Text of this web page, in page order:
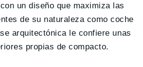
un diseño que maximiza las
de su naturaleza como coche
arquitectónica le confiere unas
propias de compacto.